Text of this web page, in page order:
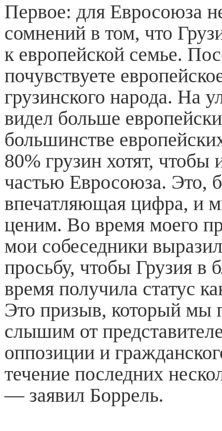
Первое: для Евросоюза
сомнений в том, что
к европейской семье.
почувствуете
грузинского народа. На
видел больше
большинстве
80% грузин хотят, чтобы
частью Евросоюза. Это,
впечатляющая цифра, и
ценим. Во время моего
мои собеседники
просьбу, чтобы Грузия в
время получила статус
Это призыв, который мы
слышим от
оппозиции и
течение последних
— заявил Боррель.